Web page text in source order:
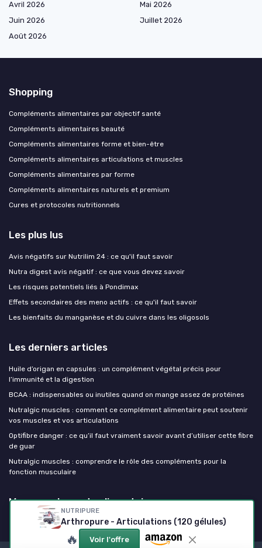
NUTRIPURE
Arthropure - Articulations (120 gélules)
🔥 Voir l'offre
Avril 2026
Mai 2026
Juin 2026
Juillet 2026
Août 2026
Shopping
Compléments alimentaires par objectif santé
Compléments alimentaires beauté
Compléments alimentaires forme et bien-être
Compléments alimentaires articulations et muscles
Compléments alimentaires par forme
Compléments alimentaires naturels et premium
Cures et protocoles nutritionnels
Les plus lus
Avis négatifs sur Nutrilim 24 : ce qu'il faut savoir
Nutra digest avis négatif : ce que vous devez savoir
Les risques potentiels liés à Pondimax
Effets secondaires des meno actifs : ce qu'il faut savoir
Les bienfaits du manganèse et du cuivre dans les oligosols
Les derniers articles
Huile d’origan en capsules : un complément végétal précis pour
l’immunité et la digestion
BCAA : indispensables ou inutiles quand on mange assez de protéines
Nutralgic muscles : comment ce complément alimentaire peut soutenir
vos muscles et vos articulations
Optifibre danger : ce qu’il faut vraiment savoir avant d’utiliser cette fibre
de guar
Nutralgic muscles : comprendre le rôle des compléments pour la
fonction musculaire
Mes complements alimentaires